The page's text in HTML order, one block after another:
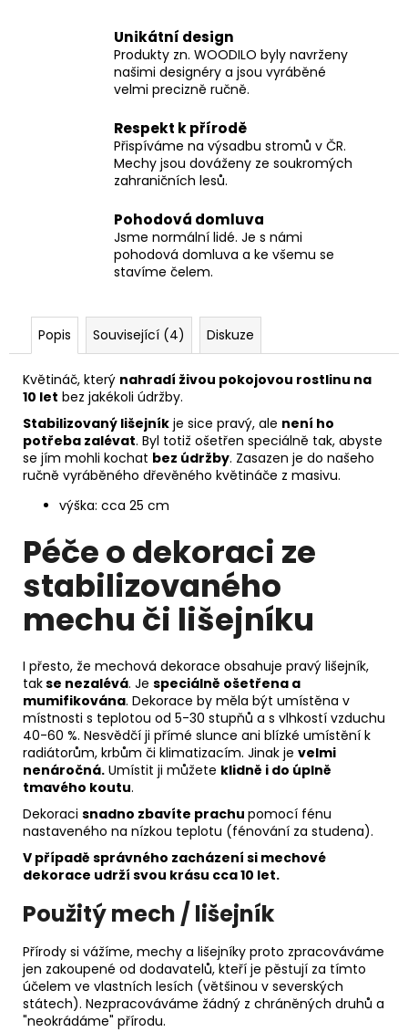
Unikátní design
Produkty zn. WOODILO byly navrženy
našimi designéry a jsou vyráběné
velmi precizně ručně.
Respekt k přírodě
Přispíváme na výsadbu stromů v ČR.
Mechy jsou dováženy ze soukromých
zahraničních lesů.
Pohodová domluva
Jsme normální lidé. Je s námi
pohodová domluva a ke všemu se
stavíme čelem.
Popis Související (4) Diskuze
Květináč, který nahradí živou pokojovou rostlinu na
10 let bez jakékoli údržby.
Stabilizovaný lišejník je sice pravý, ale není ho
potřeba zalévat. Byl totiž ošetřen speciálně tak, abyste
se jím mohli kochat bez údržby. Zasazen je do našeho
ručně vyráběného dřevěného květináče z masivu.
výška: cca 25 cm
Péče o dekoraci ze
stabilizovaného
mechu či lišejníku
I přesto, že mechová dekorace obsahuje pravý lišejník,
takse nezalévá. Je speciálně ošetřena a
mumifikována. Dekorace by měla být umístěna v
místnosti s teplotou od 5-30 stupňů a s vlhkostí vzduchu
40-60 %. Nesvědčí ji přímé slunce ani blízké umístění k
radiátorům, krbům či klimatizacím. Jinak je velmi
nenáročná. Umístit ji můžete klidně i do úplně
tmavého koutu.
Dekoraci snadno zbavíte prachu pomocí fénu
nastaveného na nízkou teplotu (fénování za studena).
V případě správného zacházení si mechové
dekorace udrží svou krásu cca 10 let.
Použitý mech / lišejník
Přírody si vážíme, mechy a lišejníky proto zpracováváme
jen zakoupené od dodavatelů, kteří je pěstují za tímto
účelem ve vlastních lesích (většinou v severských
státech). Nezpracováváme žádný z chráněných druhů a
"neokrádáme" přírodu.